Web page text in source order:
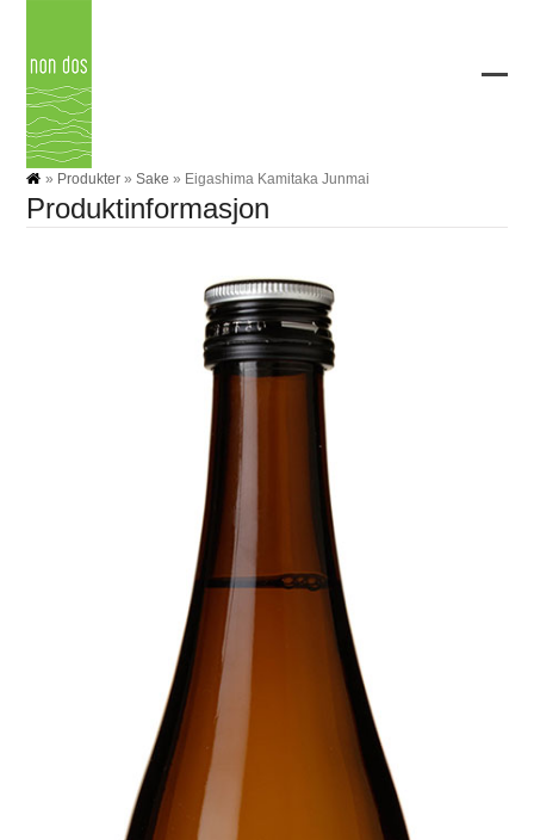
content
» Produkter »Sake » Eigashima Kamitaka Junmai
Produktinformasjon